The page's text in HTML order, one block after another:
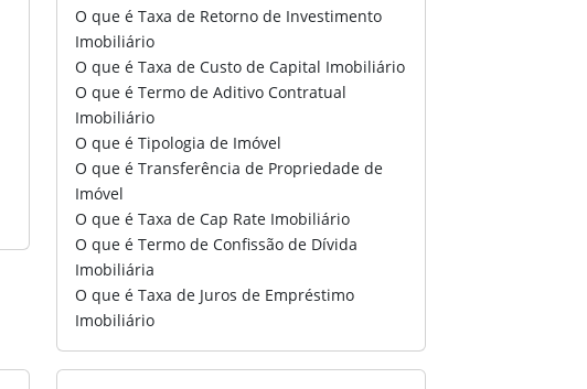
O que é Taxa de Retorno de Investimento
Imobiliário
O que é Taxa de Custo de Capital Imobiliário
O que é Termo de Aditivo Contratual
Imobiliário
O que é Tipologia de Imóvel
O que é Transferência de Propriedade de
Imóvel
O que é Taxa de Cap Rate Imobiliário
O que é Termo de Confissão de Dívida
Imobiliária
O que é Taxa de Juros de Empréstimo
Imobiliário